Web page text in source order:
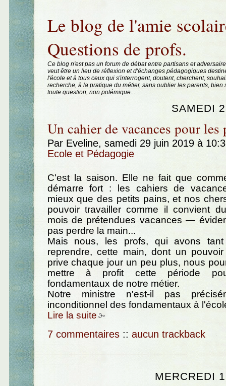
Le blog de l'amie
Questions de profs.
Ce blog n'est pas un forum de débat entre partisans et
veut être un lieu de réflexion et d'échanges pédagogiques
l'école et à tous ceux qui s'interrogent, doutent, cherchent,
recherche, à la pratique du métier, sans oublier les parents, bien
toute question, non polémique...
SAMEDI
Un cahier de vacances pour les
Par Eveline, samedi 29 juin 2019 à
Ecole et Pédagogie
C'est la saison. Elle ne fait que
démarre fort : les cahiers de
mieux que des petits pains, et nos
pouvoir travailler comme il convient
mois de prétendues vacances —
pas perdre la main...
Mais nous, les profs, qui avons
reprendre, cette main, dont un
prive chaque jour un peu plus, nous
mettre à profit cette période
fondamentaux de notre métier.
Notre ministre n'est-il pas
inconditionnel des fondamentaux à
Lire la suite
7 commentaires :: aucun trackback
MERCREDI